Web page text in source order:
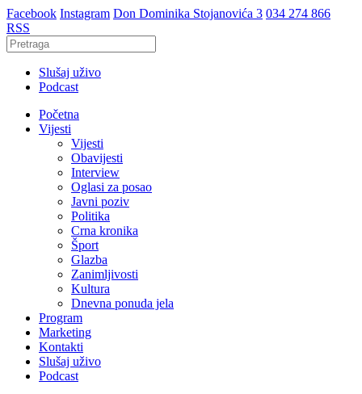
Facebook Instagram Don Dominika Stojanovića 3 034 274 866
RSS
Slušaj uživo
Podcast
Početna
Vijesti
Vijesti
Obavijesti
Interview
Oglasi za posao
Javni poziv
Politika
Crna kronika
Šport
Glazba
Zanimljivosti
Kultura
Dnevna ponuda jela
Program
Marketing
Kontakti
Slušaj uživo
Podcast